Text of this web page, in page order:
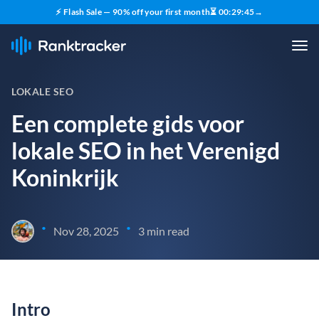
⚡ Flash Sale — 90% off your first month⏳ 00:29:44→
LOKALE SEO
Een complete gids voor
lokale SEO in het Verenigd
Koninkrijk
• Nov 28, 2025 • 3 min read
Intro